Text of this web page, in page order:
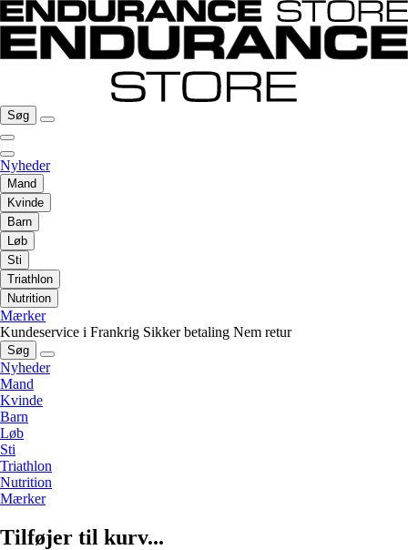
Søg
Nyheder
Mand
Kvinde
Barn
Løb
Sti
Triathlon
Nutrition
Mærker
Kundeservice i Frankrig Sikker betaling Nem retur
Søg
Nyheder
Mand
Kvinde
Barn
Løb
Sti
Triathlon
Nutrition
Mærker
Tilføjer til kurv...